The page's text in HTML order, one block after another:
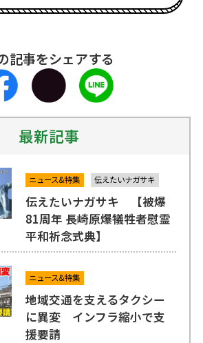
記事をシェアする
最新記事
ニュース&特集 伝えたいナガサキ
伝えたいナガサキ 【被爆
81周年 長崎原爆犠牲者慰霊
平和祈念式典】
ニュース&特集
地域交通を支えるタクシー
に異変 インフラ縮小で支
援要請